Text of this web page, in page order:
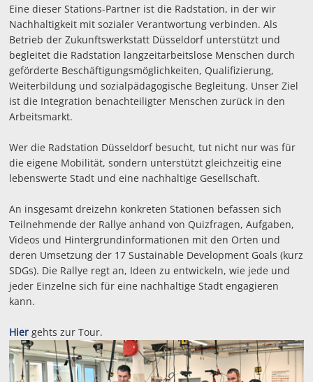
Eine dieser Stations-Partner ist die Radstation, in der wir
Nachhaltigkeit mit sozialer Verantwortung verbinden. Als
Betrieb der Zukunftswerkstatt Düsseldorf unterstützt und
begleitet die Radstation langzeitarbeitslose Menschen durch
geförderte Beschäftigungsmöglichkeiten, Qualifizierung,
Weiterbildung und sozialpädagogische Begleitung. Unser Ziel
ist die Integration benachteiligter Menschen zurück in den
Arbeitsmarkt.
Wer die Radstation Düsseldorf besucht, tut nicht nur was für
die eigene Mobilität, sondern unterstützt gleichzeitig eine
lebenswerte Stadt und eine nachhaltige Gesellschaft.
An insgesamt dreizehn konkreten Stationen befassen sich
Teilnehmende der Rallye anhand von Quizfragen, Aufgaben,
Videos und Hintergrundinformationen mit den Orten und
deren Umsetzung der 17 Sustainable Development Goals (kurz
SDGs). Die Rallye regt an, Ideen zu entwickeln, wie jede und
jeder Einzelne sich für eine nachhaltige Stadt engagieren
kann.
Hier gehts zur Tour.